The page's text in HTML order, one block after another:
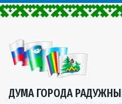
ДУМА ГОРОДА